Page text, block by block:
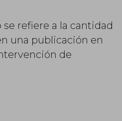
refiere a la cantidad
una publicación en
de